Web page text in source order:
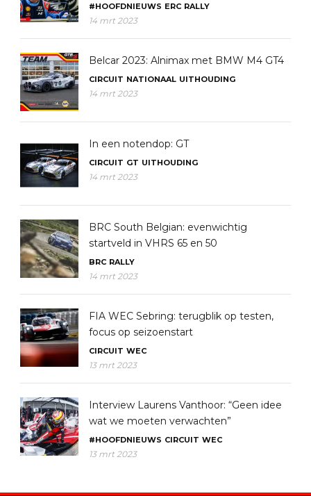
#HOOFDNIEUWS ERC RALLY
14 mrt 2023
Belcar 2023: Alnimax met BMW M4 GT4
CIRCUIT NATIONAAL UITHOUDING
14 mrt 2023
In een notendop: GT
CIRCUIT GT UITHOUDING
14 mrt 2023
BRC South Belgian: evenwichtig
startveld in VHRS 65 en 50
BRC RALLY
14 mrt 2023
FIA WEC Sebring: terugblik op testen,
focus op seizoenstart
CIRCUIT WEC
13 mrt 2023
Interview Laurens Vanthoor: “Geen idee
wat we moeten verwachten”
#HOOFDNIEUWS CIRCUIT WEC
13 mrt 2023